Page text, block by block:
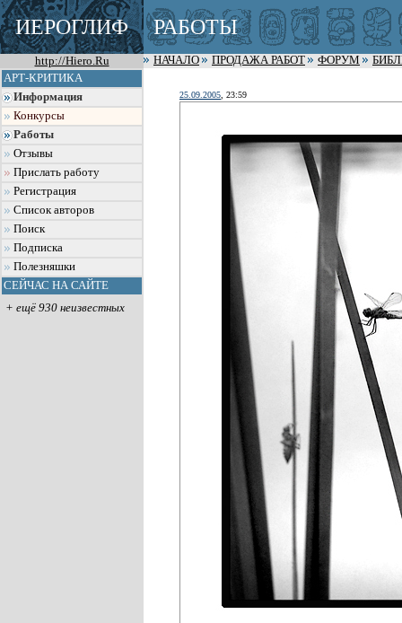
ИЕРОГЛИФ РАБОТЫ
http://Hiero.Ru НАЧАЛО ПРОДАЖА РАБОТ ФОРУМ
АРТ-КРИТИКА
Информация
Конкурсы
Работы
Отзывы
Прислать работу
Регистрация
Список авторов
Поиск
Подписка
Полезняшки
СЕЙЧАС НА САЙТЕ
+ ещё 930 неизвестных
25.09.2005 , 23:59